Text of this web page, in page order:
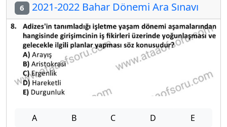
6 2021-2022 Bahar Dönemi Ara Sınavı
A B C D E